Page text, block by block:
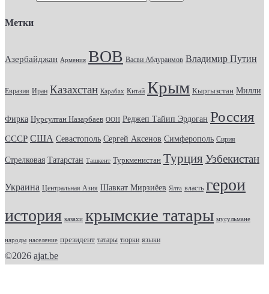
Метки
Азербайджан Армения ВОВ Васви Абдураимов Владимир Путин
Евразия Иран Казахстан Карабах Китай Крым Кыргызстан Милли
Фирка Нурсултан Назарбаев ООН Реджеп Тайип Эрдоган Россия
СССР США Севастополь Сергей Аксенов Симферополь Сирия
Стрелковая Татарстан Ташкент Туркменистан Турция Узбекистан
Украина Центральная Азия Шавкат Мирзиёев Ялта власть герои
история казахи крымские татары мусульмане
народы население президент татары тюрки языки
©2026 ajat.be